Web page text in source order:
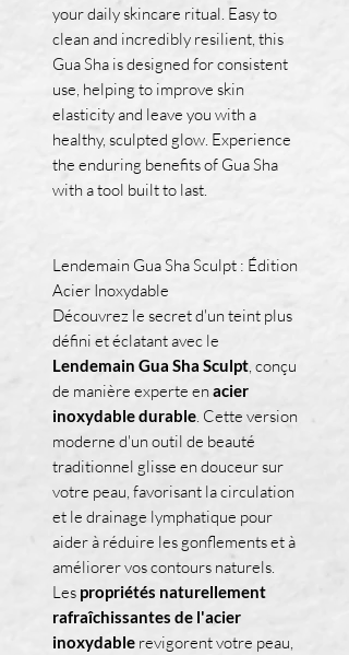
your daily skincare ritual. Easy to
clean and incredibly resilient, this
Gua Sha is designed for consistent
use, helping to improve skin
elasticity and leave you with a
healthy, sculpted glow. Experience
the enduring benefits of Gua Sha
with a tool built to last.
Lendemain Gua Sha Sculpt : Édition
Acier Inoxydable
Découvrez le secret d'un teint plus
défini et éclatant avec le
Lendemain Gua Sha Sculpt , conçu
de manière experte enacier
inoxydable durable . Cette version
moderne d'un outil de beauté
traditionnel glisse en douceur sur
votre peau, favorisant la circulation
et le drainage lymphatique pour
aider à réduire les gonflements et à
améliorer vos contours naturels.
Les propriétés naturellement
rafraîchissantes de l'acier
inoxydable revigorent votre peau,